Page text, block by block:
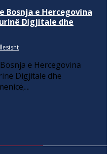
Bosnja e Hercegovina
Digjitale dhe
e Hercegovina
Digjitale dhe